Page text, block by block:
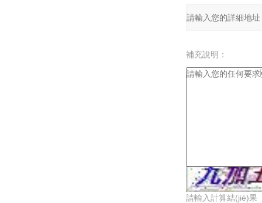
補充說明：
請輸入計算結(jié)果